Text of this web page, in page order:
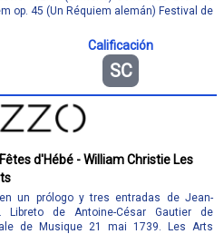
op. 45 (Un Réquiem alemán) Festival de
Calificación
SC
d'Hébé - William Christie Les
un prólogo y tres entradas de Jean-
Libreto de Antoine-César Gautier de
de Musique 21 mai 1739. Les Arts